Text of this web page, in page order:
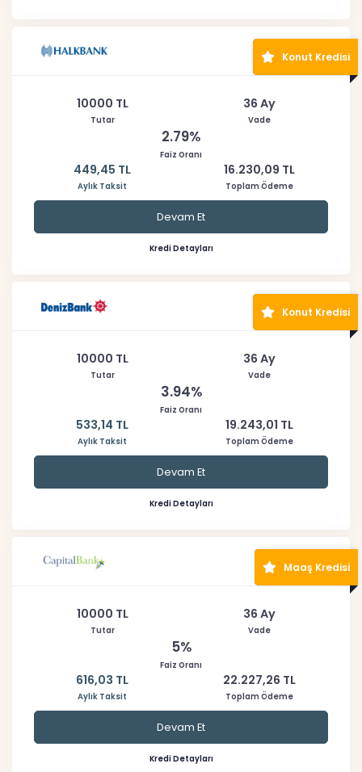
Konut Kredisi
10000 TL
Tutar
36 Ay
Vade
2.79%
Faiz Oranı
449,45 TL
Aylık Taksit
16.230,09 TL
Toplam Ödeme
Devam Et
Kredi Detayları
Konut Kredisi
10000 TL
Tutar
36 Ay
Vade
3.94%
Faiz Oranı
533,14 TL
Aylık Taksit
19.243,01 TL
Toplam Ödeme
Devam Et
Kredi Detayları
Maaş Kredisi
10000 TL
Tutar
36 Ay
Vade
5%
Faiz Oranı
616,03 TL
Aylık Taksit
22.227,26 TL
Toplam Ödeme
Devam Et
Kredi Detayları